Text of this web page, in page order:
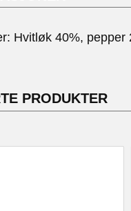
Hvitløk 40%,
PRODUKTER